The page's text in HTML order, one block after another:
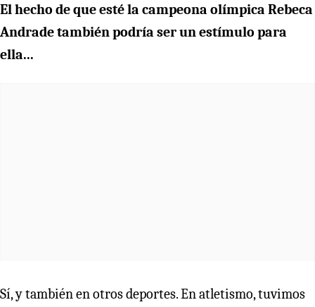
El hecho de que esté la campeona olímpica Rebeca
Andrade también podría ser un estímulo para
ella...
Sí, y también en otros deportes. En atletismo, tuvimos